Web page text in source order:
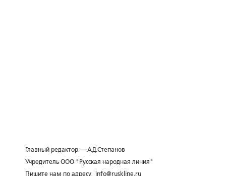
Главный редактор — А.Д.Степанов
Учредитель ООО "Русская народная линия"
Пишите нам по адресу
info@ruskline.ru